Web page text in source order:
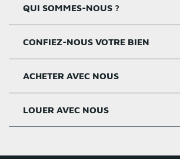
QUI SOMMES-NOUS ?
Nos agences
Notre histoire
Nos valeurs
CONFIEZ-NOUS VOTRE BIEN
Estimer un bien
Critères estimation
ACHETER AVEC NOUS
Acheter sur Rennes
LOUER AVEC NOUS